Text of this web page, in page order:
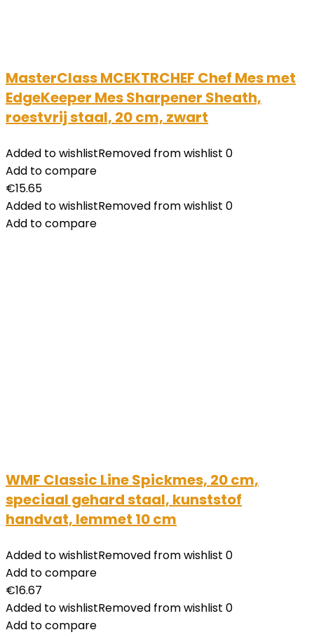
MasterClass MCEKTRCHEF Chef Mes met
EdgeKeeper Mes Sharpener Sheath,
roestvrij staal, 20 cm, zwart
Added to wishlistRemoved from wishlist 0
Add to compare
€15.65
Added to wishlistRemoved from wishlist 0
Add to compare
WMF Classic Line Spickmes, 20 cm,
speciaal gehard staal, kunststof
handvat, lemmet 10 cm
Added to wishlistRemoved from wishlist 0
Add to compare
€16.67
Added to wishlistRemoved from wishlist 0
Add to compare